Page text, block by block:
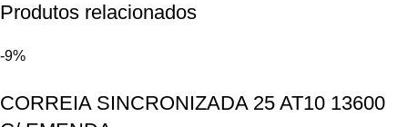
Produtos relacionados
-9%
CORREIA SINCRONIZADA 25 AT10 13600